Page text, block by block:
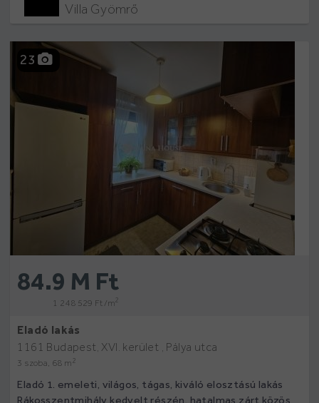
Villa Gyömrő
23
84.9 M Ft
1 248 529 Ft /m2
Eladó lakás
1161 Budapest, XVI. kerület , Pálya utca
3 szoba, 68 m 2
Eladó 1. emeleti, világos, tágas, kiváló elosztású lakás
Rákosszentmihály kedvelt részén, hatalmas zárt közös